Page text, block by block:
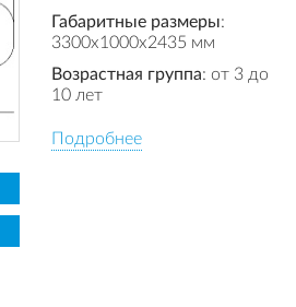
Габаритные размеры:
3300x1000x2435 мм
Возрастная группа: от 3 до
10 лет
Подробнее